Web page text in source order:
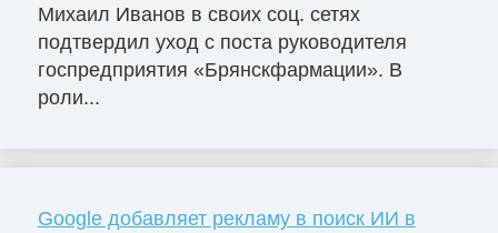
Михаил Иванов в своих соц. сетях
подтвердил уход с поста руководителя
госпредприятия «Брянскфармации». В
роли...
Google добавляет рекламу в поиск ИИ в